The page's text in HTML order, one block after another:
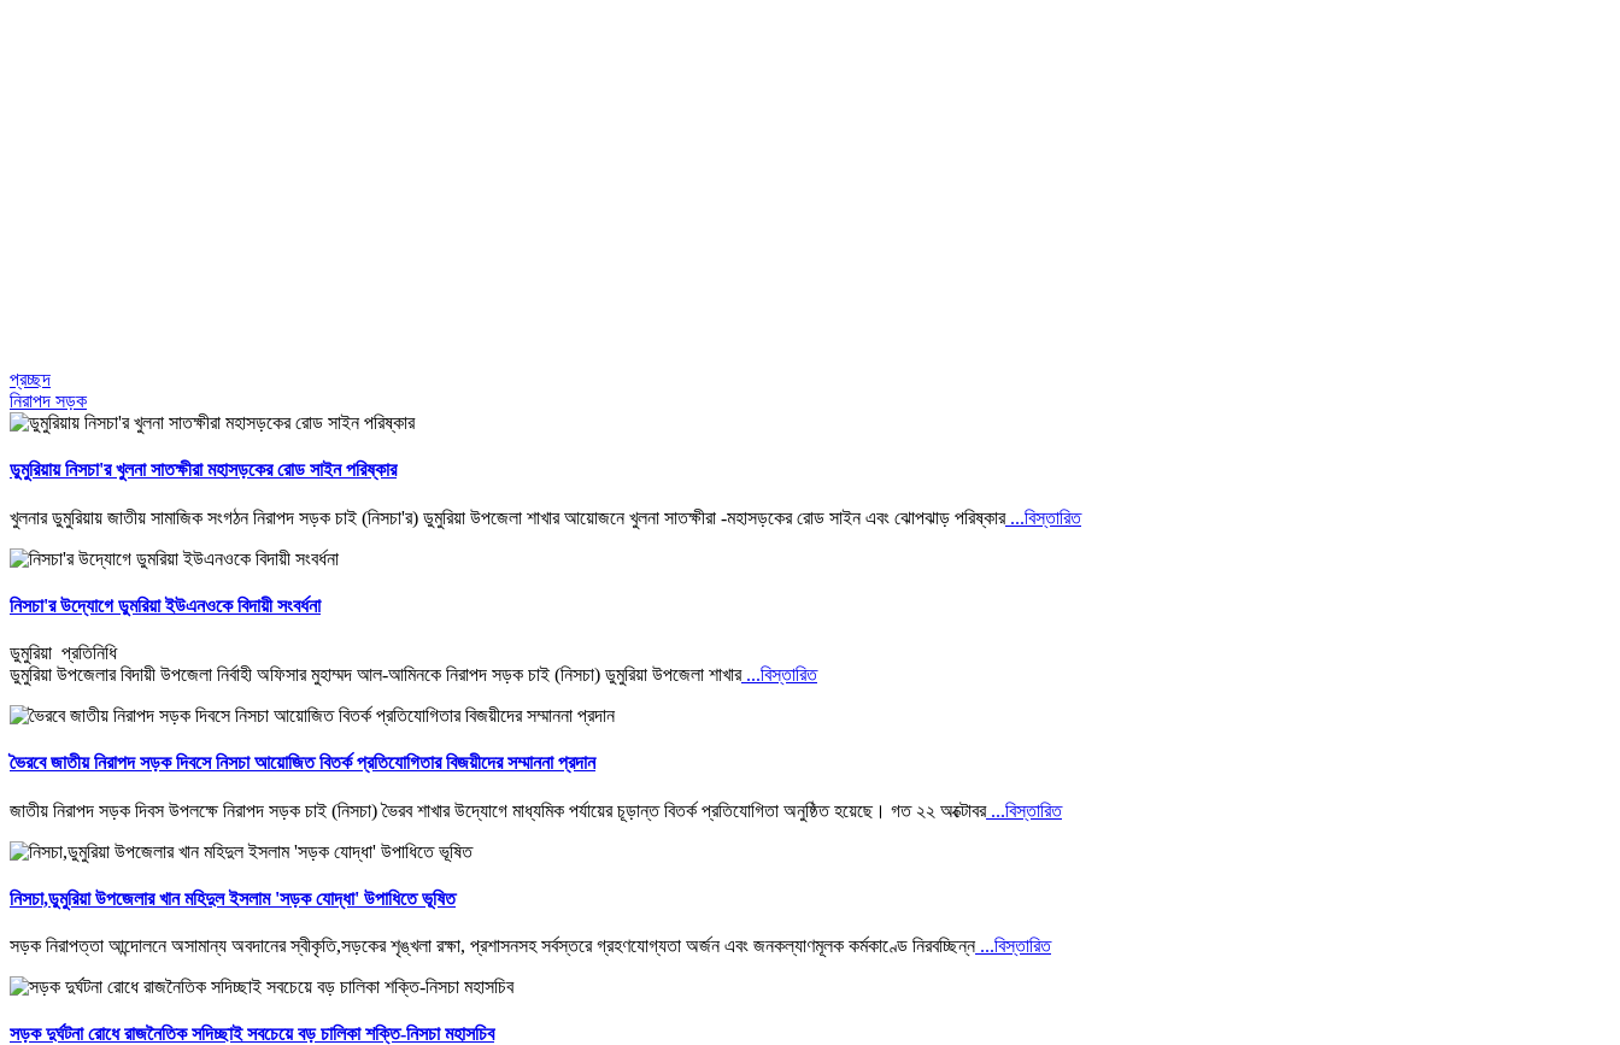
প্রচ্ছদ
নিরাপদ সড়ক
ডুমুরিয়ায় নিসচা'র খুলনা সাতক্ষীরা মহাসড়কের রোড সাইন পরিষ্কার
খুলনার ডুমুরিয়ায় জাতীয় সামাজিক সংগঠন নিরাপদ সড়ক চাই (নিসচা'র) ডুমুরিয়া উপজেলা শাখার আয়োজনে খুলনা সাতক্ষীরা -মহাসড়কের রোড সাইন এবং ঝোপঝাড় পরিষ্কার...বিস্তারিত
নিসচা'র উদ্যোগে ডুমরিয়া ইউএনওকে বিদায়ী সংবর্ধনা
ডুমুরিয়া প্রতিনিধি
ডুমুরিয়া উপজেলার বিদায়ী উপজেলা নির্বাহী অফিসার মুহাম্মদ আল-আমিনকে নিরাপদ সড়ক চাই (নিসচা) ডুমুরিয়া উপজেলা শাখার...বিস্তারিত
ভৈরবে জাতীয় নিরাপদ সড়ক দিবসে নিসচা আয়োজিত বিতর্ক প্রতিযোগিতার বিজয়ীদের সম্মাননা প্রদান
জাতীয় নিরাপদ সড়ক দিবস উপলক্ষে নিরাপদ সড়ক চাই (নিসচা) ভৈরব শাখার উদ্যোগে মাধ্যমিক পর্যায়ের চূড়ান্ত বিতর্ক প্রতিযোগিতা অনুষ্ঠিত হয়েছে। গত ২২ অক্টোবর...বিস্তারিত
নিসচা,ডুমুরিয়া উপজেলার খান মহিদুল ইসলাম 'সড়ক যোদ্ধা' উপাধিতে ভূষিত
সড়ক নিরাপত্তা আন্দোলনে অসামান্য অবদানের স্বীকৃতি,সড়কের শৃঙ্খলা রক্ষা, প্রশাসনসহ সর্বস্তরে গ্রহণযোগ্যতা অর্জন এবং জনকল্যাণমূলক কর্মকাণ্ডে নিরবচ্ছিন্ন...বিস্তারিত
সড়ক দুর্ঘটনা রোধে রাজনৈতিক সদিচ্ছাই সবচেয়ে বড় চালিকা শক্তি-নিসচা মহাসচিব